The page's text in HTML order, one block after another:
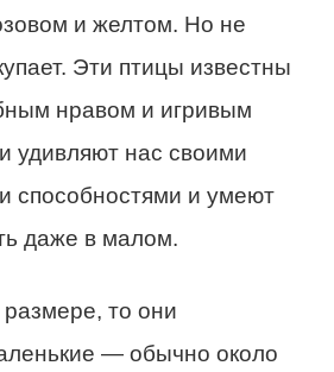
и желтом. Но не
Эти птицы известны
нравом и игривым
удивляют нас своими
способностями и умеют
даже в малом.
то они
— обычно около